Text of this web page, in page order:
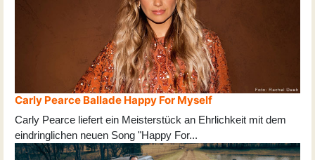
Carly Pearce Ballade Happy For Myself
Carly Pearce liefert ein Meisterstück an Ehrlichkeit mit dem
eindringlichen neuen Song "Happy For...